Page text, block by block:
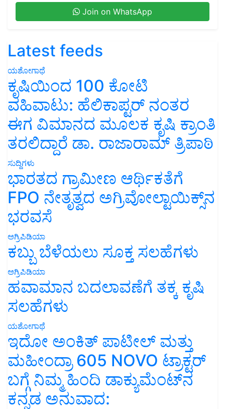
Join on WhatsApp
Latest feeds
ಯಶೋಗಾಥೆ
ಕೃಷಿಯಿಂದ 100 ಕೋಟಿ
ವಹಿವಾಟು: ಹೆಲಿಕಾಪ್ಟರ್ ನಂತರ
ಈಗ ವಿಮಾನದ ಮೂಲಕ ಕೃಷಿ ಕ್ರಾಂತಿ
ತರಲಿದ್ದಾರೆ ಡಾ. ರಾಜಾರಾಮ್ ತ್ರಿಪಾಠಿ
ಸುದ್ದಿಗಳು
ಭಾರತದ ಗ್ರಾಮೀಣ ಆರ್ಥಿಕತೆಗೆ
FPO ನೇತೃತ್ವದ ಅಗ್ರಿವೋಲ್ಟಾಯಿಕ್ಸ್‌ನ
ಭರವಸೆ
ಅಗ್ರಿಪಿಡಿಯಾ
ಕಬ್ಬು ಬೆಳೆಯಲು ಸೂಕ್ತ ಸಲಹೆಗಳು
ಅಗ್ರಿಪಿಡಿಯಾ
ಹವಾಮಾನ ಬದಲಾವಣೆಗೆ ತಕ್ಕ ಕೃಷಿ
ಸಲಹೆಗಳು
ಯಶೋಗಾಥೆ
ಇದೋ ಅಂಕಿತ್ ಪಾಟೀಲ್ ಮತ್ತು
ಮಹೀಂದ್ರಾ 605 NOVO ಟ್ರಾಕ್ಟರ್
ಬಗ್ಗೆ ನಿಮ್ಮ ಹಿಂದಿ ಡಾಕ್ಯುಮೆಂಟ್‌ನ
ಕನ್ನಡ ಅನುವಾದ: